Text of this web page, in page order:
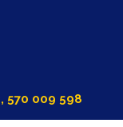
570 009 598